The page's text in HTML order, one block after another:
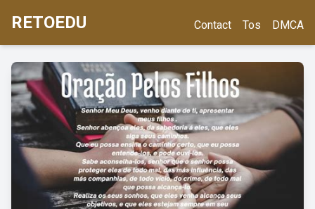
RETOEDU Contact Tos DMCA